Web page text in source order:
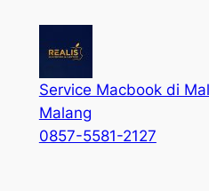
Service Macbook di
Malang
0857-5581-2127